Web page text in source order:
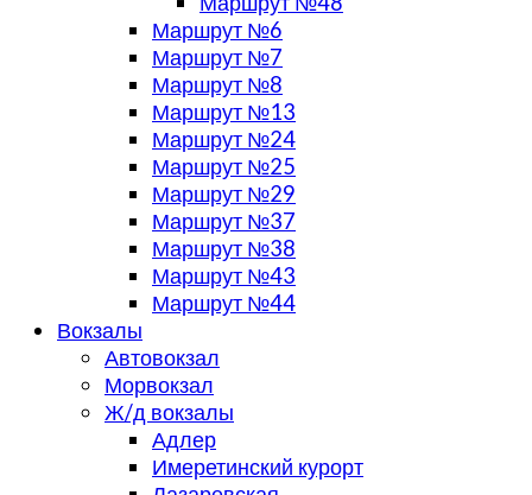
Маршрут №6
Маршрут №7
Маршрут №8
Маршрут №13
Маршрут №24
Маршрут №25
Маршрут №29
Маршрут №37
Маршрут №38
Маршрут №43
Маршрут №44
Вокзалы
Автовокзал
Морвокзал
Ж/д вокзалы
Адлер
Имеретинский курорт